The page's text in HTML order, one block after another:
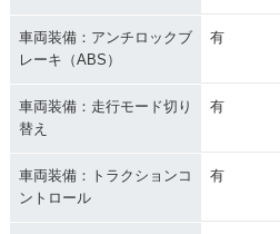
車両装備：アンチロックブ
レーキ（ABS）
有
車両装備：走行モード切り
替え
有
車両装備：トラクションコ
ントロール
有